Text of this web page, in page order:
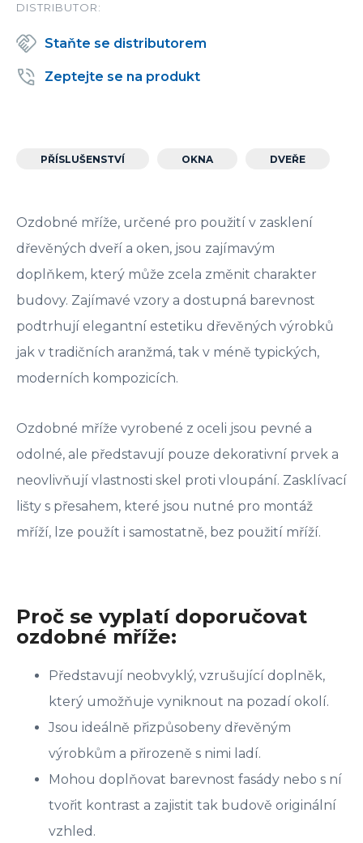
DISTRIBUTOR:
Staňte se distributorem
Zeptejte se na produkt
PŘÍSLUŠENSTVÍ OKNA DVEŘE
Ozdobné mříže, určené pro použití v zasklení
dřevěných dveří a oken, jsou zajímavým
doplňkem, který může zcela změnit charakter
budovy. Zajímavé vzory a dostupná barevnost
podtrhují elegantní estetiku dřevěných výrobků
jak v tradičních aranžmá, tak v méně typických,
moderních kompozicích.
Ozdobné mříže vyrobené z oceli jsou pevné a
odolné, ale představují pouze dekorativní prvek a
neovlivňují vlastnosti skel proti vloupání. Zasklívací
lišty s přesahem, které jsou nutné pro montáž
mříží, lze použít i samostatně, bez použití mříží.
Proč se vyplatí doporučovat
ozdobné mříže:
Představují neobvyklý, vzrušující doplněk,
který umožňuje vyniknout na pozadí okolí.
Jsou ideálně přizpůsobeny dřevěným
výrobkům a přirozeně s nimi ladí.
Mohou doplňovat barevnost fasády nebo s ní
tvořit kontrast a zajistit tak budově originální
vzhled.